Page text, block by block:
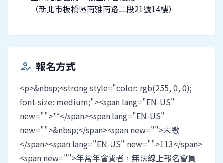
（新北市板橋區南雅南路二段21號14樓）
how_to_reg 報名方式
<p>&nbsp;<strong style="color: rgb(255, 0, 0);
font-size: medium;"><span lang="EN-US"
new="">**</span><span lang="EN-US"
new="">&nbsp;</span><span new="">未繳
</span><span lang="EN-US" new="">113</span>
<span new="">年常年會費者，無法線上報名會員